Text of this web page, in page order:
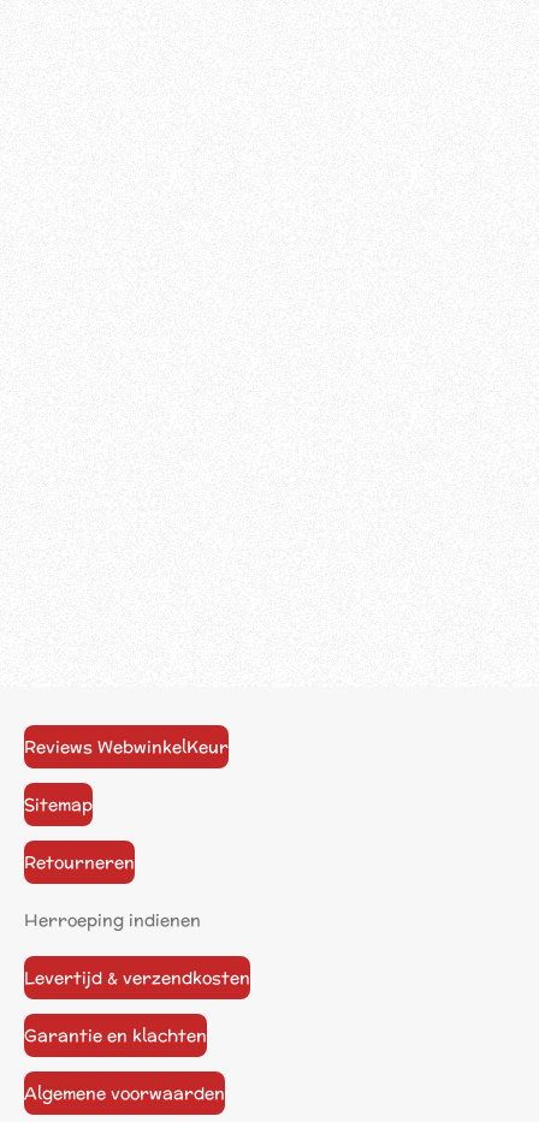
Reviews WebwinkelKeur
Sitemap
Retourneren
Herroeping indienen
Levertijd & verzendkosten
Garantie en klachten
Algemene voorwaarden